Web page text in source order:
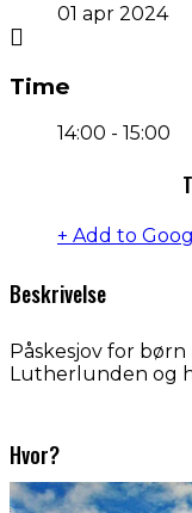
01 apr 2024
Time
14:00 - 15:00
+ Add to
Beskrivelse
Påskesjov for
Lutherlunden og
Hvor?